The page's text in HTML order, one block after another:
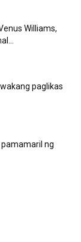
Williams,
paglikas
ng